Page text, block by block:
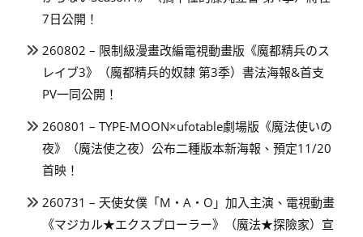
7日公開！
260802 – 限制級漫畫改編電視動畫版《魔都精兵のス
レイブ3》（魔都精兵的奴隸 第3季）書法海報&首支
PV一同公開！
260801 – TYPE-MOON×ufotable劇場版《魔法使いの
夜》（魔法使之夜）公布二種版本新海報、預定11/20
首映！
260731 – 天使女僕「M・A・O」加入主演、電視動畫
《マジカル★エクスプローラー》（魔法★探險家）宣